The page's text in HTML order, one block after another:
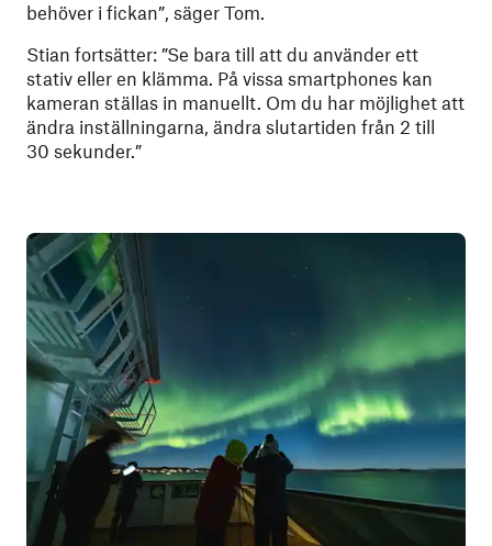
behöver i fickan”, säger Tom.
Stian fortsätter: ”Se bara till att du använder ett
stativ eller en klämma. På vissa smartphones kan
kameran ställas in manuellt. Om du har möjlighet att
ändra inställningarna, ändra slutartiden från 2 till
30 sekunder.”